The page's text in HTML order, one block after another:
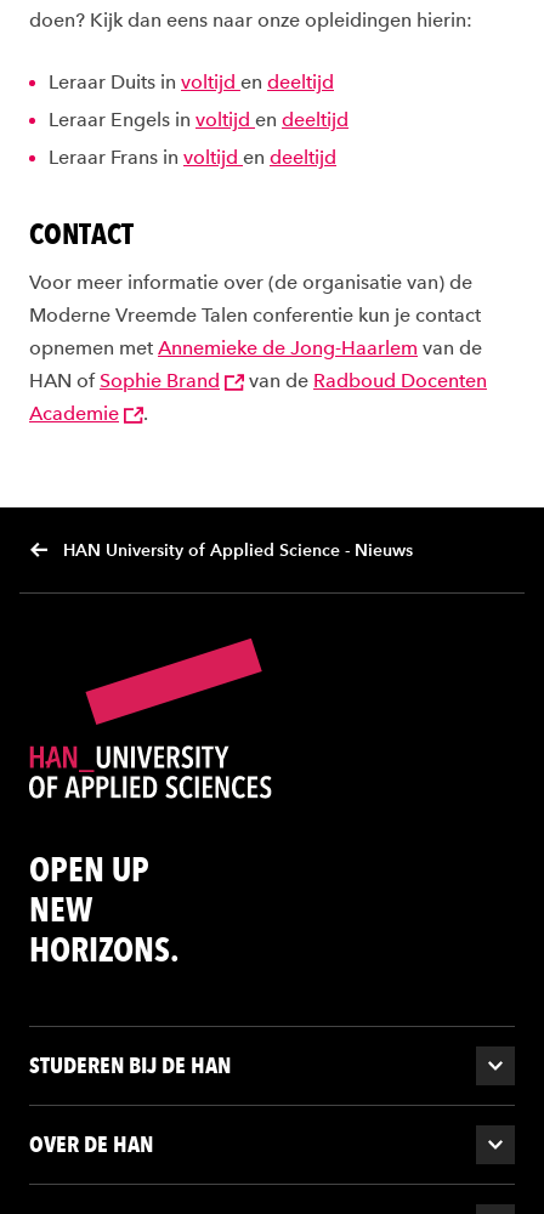
doen? Kijk dan eens naar onze opleidingen hierin:
Leraar Duits in voltijd en deeltijd
Leraar Engels in voltijd en deeltijd
Leraar Frans in voltijd en deeltijd
CONTACT
Voor meer informatie over (de organisatie van) de
Moderne Vreemde Talen conferentie kun je contact
opnemen met Annemieke de Jong-Haarlem van de
HAN of Sophie Brand van de Radboud Docenten
Academie
.
HAN University of Applied Science - Nieuws
OPEN UP
NEW
HORIZONS.
STUDEREN BIJ DE HAN
OVER DE HAN